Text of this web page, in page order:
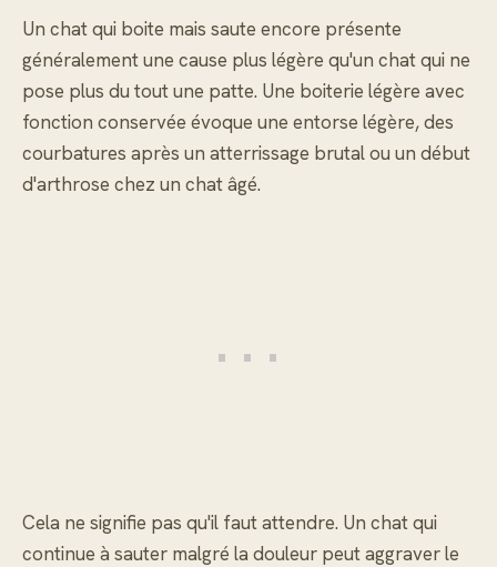
Un chat qui boite mais saute encore présente
généralement une cause plus légère qu'un chat qui ne
pose plus du tout une patte. Une boiterie légère avec
fonction conservée évoque une entorse légère, des
courbatures après un atterrissage brutal ou un début
d'arthrose chez un chat âgé.
Cela ne signifie pas qu'il faut attendre. Un chat qui
continue à sauter malgré la douleur peut aggraver le